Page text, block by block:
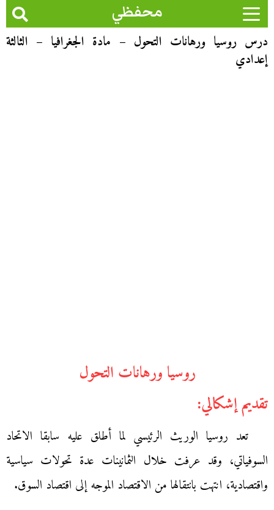
محفظي
درس روسيا ورهانات التحول – مادة الجغرافيا – الثالثة
إعدادي
روسيا ورهانات التحول
تقديم إشكالي:
تعد روسيا الوريث الرئيسي لما أطلق عليه سابقا الاتحاد
السوفياتي، وقد عرفت خلال الثمانينات عدة تحولات سياسية
واقتصادية، انتهت بانتقالها من الاقتصاد الموجه إلى اقتصاد السوق.